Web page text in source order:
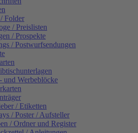
Folder
/ Preislisten
/ Prospekte
/ Postwurfsendungen
und Werbeblöcke
/ Etiketten
/ Poster / Aufsteller
/ Ordner und Register